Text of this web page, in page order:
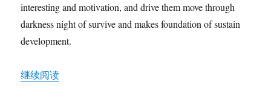
interesting and motivation, and drive them move through
darkness night of survive and makes foundation of sustain
development.
继续阅读“Meditation While Running ”